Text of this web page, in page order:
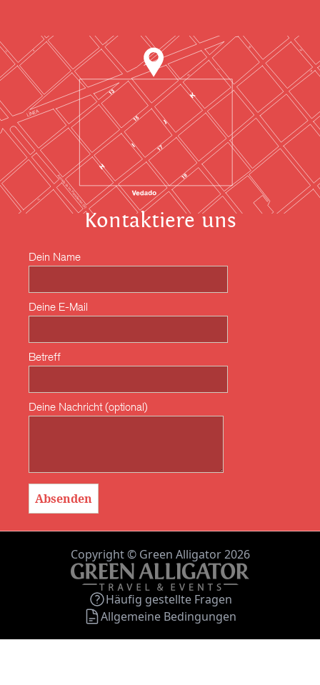
Kontaktiere uns
Dein Name
Deine E-Mail
Betreff
Deine Nachricht (optional)
Copyright © Green Alligator 2026
Häufig gestellte Fragen
Allgemeine Bedingungen